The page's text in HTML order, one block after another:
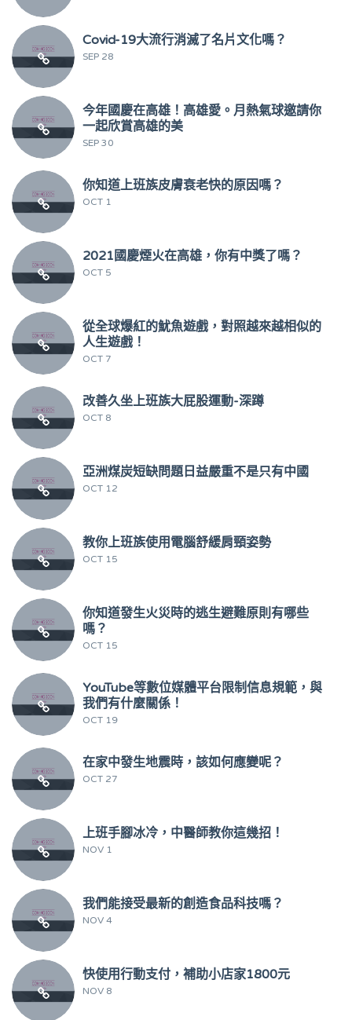
Covid-19大流行消滅了名片文化嗎？
SEP 28
今年國慶在高雄！高雄愛。月熱氣球邀請你
一起欣賞高雄的美
SEP 30
你知道上班族皮膚衰老快的原因嗎？
OCT 1
2021國慶煙火在高雄，你有中獎了嗎？
OCT 5
從全球爆紅的魷魚遊戲，對照越來越相似的
人生遊戲！
OCT 7
改善久坐上班族大屁股運動-深蹲
OCT 8
亞洲煤炭短缺問題日益嚴重不是只有中國
OCT 12
教你上班族使用電腦舒緩肩頸姿勢
OCT 15
你知道發生火災時的逃生避難原則有哪些
嗎？
OCT 15
YouTube等數位媒體平台限制信息規範，與
我們有什麼關係！
OCT 19
在家中發生地震時，該如何應變呢？
OCT 27
上班手腳冰冷，中醫師教你這幾招！
NOV 1
我們能接受最新的創造食品科技嗎？
NOV 4
快使用行動支付，補助小店家1800元
NOV 8